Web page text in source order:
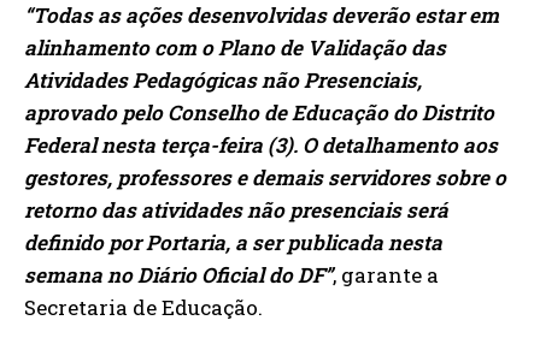
“Todas as ações desenvolvidas deverão estar em
alinhamento com o Plano de Validação das
Atividades Pedagógicas não Presenciais,
aprovado pelo Conselho de Educação do Distrito
Federal nesta terça-feira (3). O detalhamento aos
gestores, professores e demais servidores sobre o
retorno das atividades não presenciais será
definido por Portaria, a ser publicada nesta
semana no Diário Oficial do DF”, garante a
Secretaria de Educação.